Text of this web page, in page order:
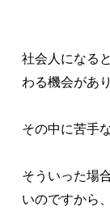
社会人になる
わる機会があ
その中に苦手
そういった場
いのですから